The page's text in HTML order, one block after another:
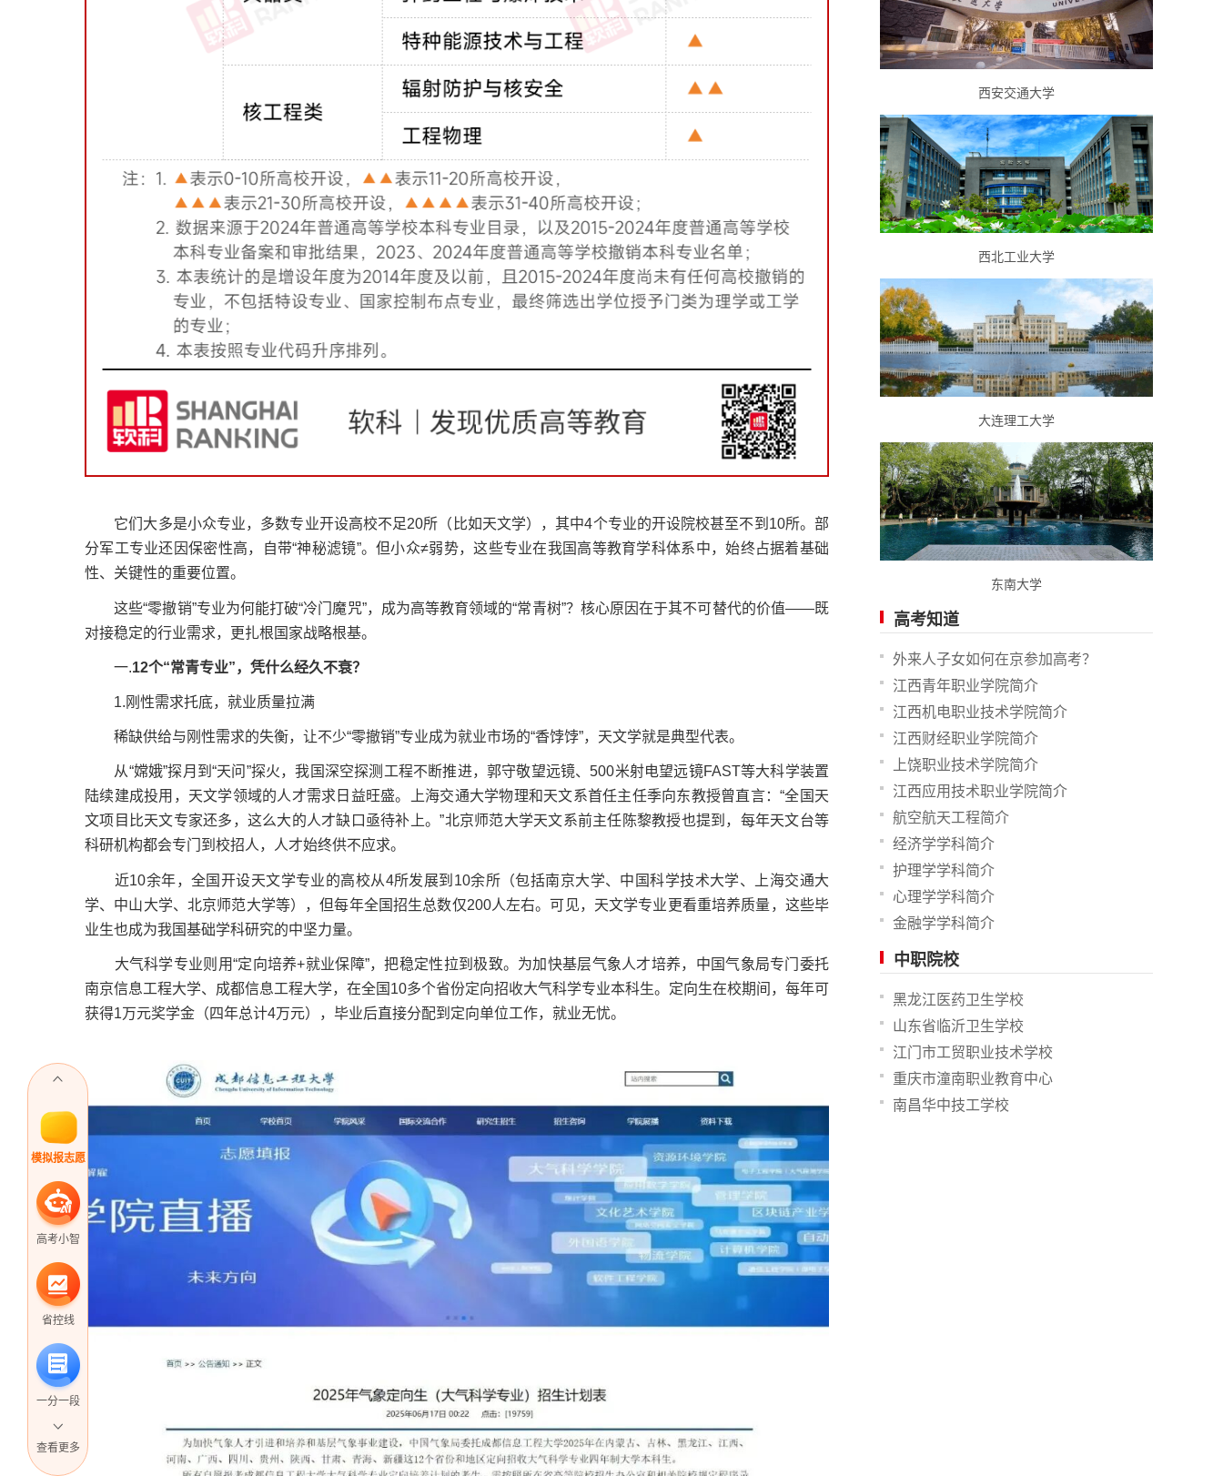
模拟报志愿
高考小智
省控线
一分一段
查看更多
它们大多是小众专业，多数专业开设高校不足20所（比如天文学），其中4个专业的开设院校甚至不到10所。部
分军工专业还因保密性高，自带“神秘滤镜”。但小众≠弱势，这些专业在我国高等教育学科体系中，始终占据着基础
性、关键性的重要位置。
这些“零撤销”专业为何能打破“冷门魔咒”，成为高等教育领域的“常青树”？核心原因在于其不可替代的价值——既
对接稳定的行业需求，更扎根国家战略根基。
一.12个“常青专业”，凭什么经久不衰？
1.刚性需求托底，就业质量拉满
稀缺供给与刚性需求的失衡，让不少“零撤销”专业成为就业市场的“香饽饽”，天文学就是典型代表。
从“嫦娥”探月到“天问”探火，我国深空探测工程不断推进，郭守敬望远镜、500米射电望远镜FAST等大科学装置
陆续建成投用，天文学领域的人才需求日益旺盛。上海交通大学物理和天文系首任主任季向东教授曾直言：“全国天
文项目比天文专家还多，这么大的人才缺口亟待补上。”北京师范大学天文系前主任陈黎教授也提到，每年天文台等
科研机构都会专门到校招人，人才始终供不应求。
近10余年，全国开设天文学专业的高校从4所发展到10余所（包括南京大学、中国科学技术大学、上海交通大
学、中山大学、北京师范大学等），但每年全国招生总数仅200人左右。可见，天文学专业更看重培养质量，这些毕
业生也成为我国基础学科研究的中坚力量。
大气科学专业则用“定向培养+就业保障”，把稳定性拉到极致。为加快基层气象人才培养，中国气象局专门委托
南京信息工程大学、成都信息工程大学，在全国10多个省份定向招收大气科学专业本科生。定向生在校期间，每年可
获得1万元奖学金（四年总计4万元），毕业后直接分配到定向单位工作，就业无忧。
西安交通大学
西北工业大学
大连理工大学
东南大学
高考知道
外来人子女如何在京参加高考？
江西青年职业学院简介
江西机电职业技术学院简介
江西财经职业学院简介
上饶职业技术学院简介
江西应用技术职业学院简介
航空航天工程简介
经济学学科简介
护理学学科简介
心理学学科简介
金融学学科简介
中职院校
黑龙江医药卫生学校
山东省临沂卫生学校
江门市工贸职业技术学校
重庆市潼南职业教育中心
南昌华中技工学校